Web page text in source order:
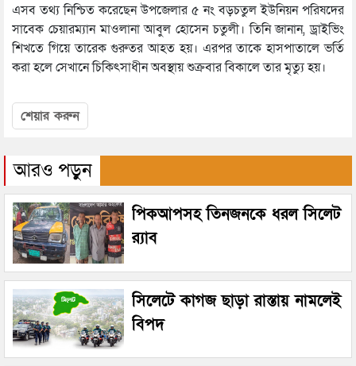
এসব তথ্য নিশ্চিত করেছেন উপজেলার ৫ নং বড়চতুল ইউনিয়ন পরিষদের
সাবেক চেয়ারম্যান মাওলানা আবুল হোসেন চতুলী। তিনি জানান, ড্রাইভিং
শিখতে গিয়ে তারেক গুরুতর আহত হয়। এরপর তাকে হাসপাতালে ভর্তি
করা হলে সেখানে চিকিৎসাধীন অবস্থায় শুক্রবার বিকালে তার মৃত্যু হয়।
শেয়ার করুন
আরও পড়ুন
পিকআপসহ তিনজনকে ধরল সিলেট
র‌্যাব
সিলেটে কাগজ ছাড়া রাস্তায় নামলেই
বিপদ